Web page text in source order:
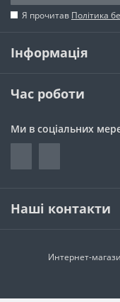
Я прочитав Політика
Інформація
Час роботи
Ми в соціальних
Наші контакти
Интернет-